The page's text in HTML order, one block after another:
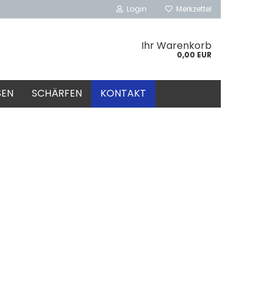
Login Merkzettel
Ihr Warenkorb
0,00 EUR
SCHÄRFEN KONTAKT